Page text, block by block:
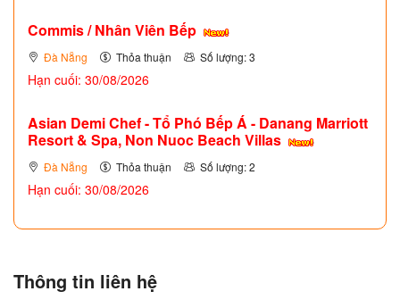
Commis / Nhân Viên Bếp
Đà Nẵng Thỏa thuận Số lượng: 3
Hạn cuối: 30/08/2026
Asian Demi Chef - Tổ Phó Bếp Á - Danang Marriott
Resort & Spa, Non Nuoc Beach Villas
Đà Nẵng Thỏa thuận Số lượng: 2
Hạn cuối: 30/08/2026
Thông tin liên hệ